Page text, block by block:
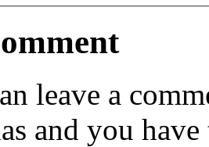
leave a
and you